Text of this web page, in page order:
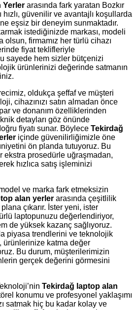
Yerler arasında fark yaratan Bozkır
hızlı, güvenilir ve avantajlı koşullarda
eşsiz bir deneyim sunmaktadır.
istediğinizde markası, modeli
firmamız her türlü cihazı
fiyat teklifleriyle
sayede hem sizler bütçenizi
ürünlerinizi değerinde satmanın
oldukça şeffaf ve müşteri
cihazınızı satın almadan önce
ve donanım özelliklerinden
detayları göz önünde
fiyatı sunar. Böylece Tekirdağ
içinde güvenilirliğimizle öne
ön planda tutuyoruz. Bu
ekstra prosedürle uğraşmadan,
hızlıca satış işleminizi
model ve marka fark etmeksizin
alan yerler arasında çeşitlilik
plana çıkarır. İster yeni, ister
laptopunuzu değerlendiriyor,
de yüksek kazanç sağlıyoruz.
piyasa trendlerini ve teknolojik
ürünlerinize katma değer
Bu durum, müşterilerimizin
gerçek değerini görmesini
Tekirdağ laptop alan
konumu ve profesyonel yaklaşımı
satmak hiç bu kadar kolay ve